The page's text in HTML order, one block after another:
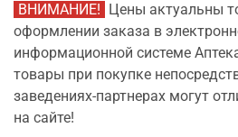
ВНИМАНИЕ! Цены актуальны
оформлении заказа в
информационной системе
товары при покупке
заведениях-партнерах могут
на сайте!